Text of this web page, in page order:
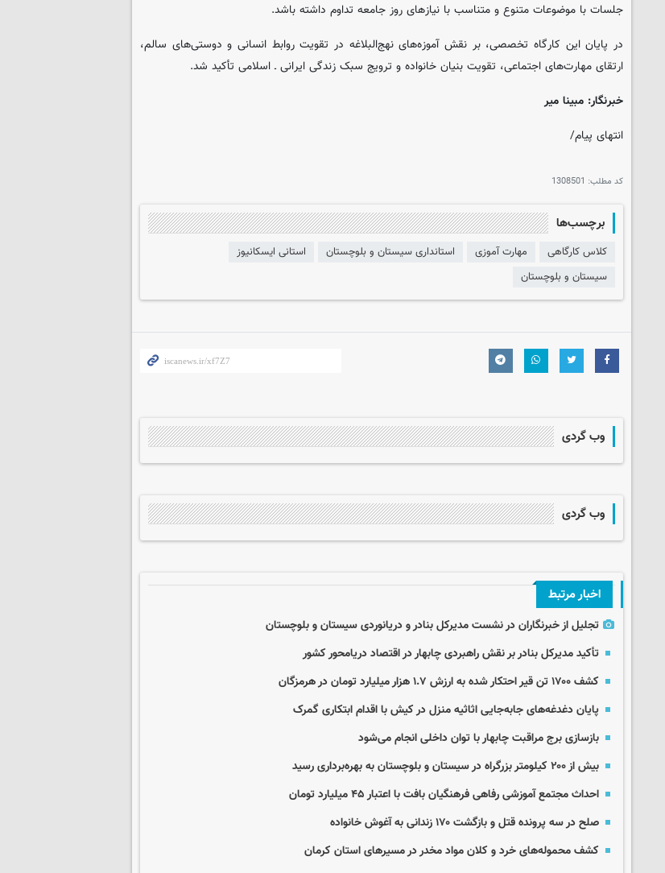
جلسات با موضوعات متنوع و متناسب با نیازهای روز جامعه تداوم داشته باشد.
در پایان این کارگاه تخصصی، بر نقش آموزه‌های نهج‌البلاغه در تقویت روابط انسانی و دوستی‌های سالم،
ارتقای مهارت‌های اجتماعی، تقویت بنیان خانواده و ترویج سبک زندگی ایرانی ـ اسلامی تأکید شد.
خبرنگار: مبینا میر
انتهای پیام/
کد مطلب: 1308501
برچسب‌ها
کلاس کارگاهی مهارت آموزی استانداری سیستان و بلوچستان
استانی ایسکانیوز
سیستان و بلوچستان
وب گردی
وب گردی
اخبار مرتبط
تجلیل از خبرنگاران در نشست مدیرکل بنادر و دریانوردی سیستان و بلوچستان
تأکید مدیرکل بنادر بر نقش راهبردی چابهار در اقتصاد دریامحور کشور
کشف ۱۷۰۰ تن قیر احتکار شده به ارزش ۱.۷ هزار میلیارد تومان در هرمزگان
پایان دغدغه‌های جابه‌جایی اثاثیه منزل در کیش با اقدام ابتکاری گمرک
بازسازی برج مراقبت چابهار با توان داخلی انجام می‌شود
بیش از ۲۰۰ کیلومتر بزرگراه در سیستان و بلوچستان به بهره‌برداری رسید
احداث مجتمع آموزشی رفاهی فرهنگیان بافت با اعتبار ۴۵ میلیارد تومان
صلح در سه پرونده قتل و بازگشت ۱۷۰ زندانی به آغوش خانواده
کشف محموله‌های خرد و کلان مواد مخدر در مسیرهای استان کرمان